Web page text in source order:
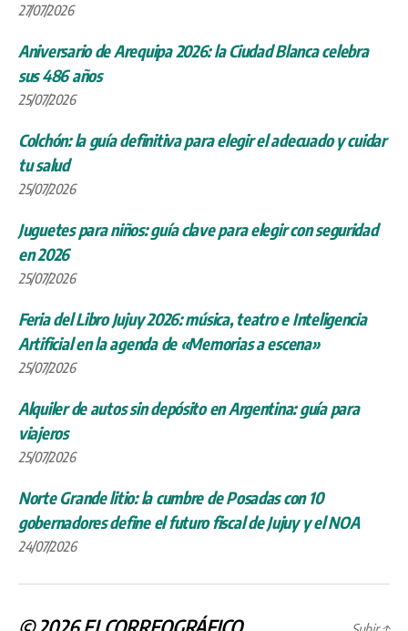
27/07/2026
Aniversario de Arequipa 2026: la Ciudad Blanca celebra
sus 486 años
25/07/2026
Colchón: la guía definitiva para elegir el adecuado y cuidar
tu salud
25/07/2026
Juguetes para niños: guía clave para elegir con seguridad
en 2026
25/07/2026
Feria del Libro Jujuy 2026: música, teatro e Inteligencia
Artificial en la agenda de «Memorias a escena»
25/07/2026
Alquiler de autos sin depósito en Argentina: guía para
viajeros
25/07/2026
Norte Grande litio: la cumbre de Posadas con 10
gobernadores define el futuro fiscal de Jujuy y el NOA
24/07/2026